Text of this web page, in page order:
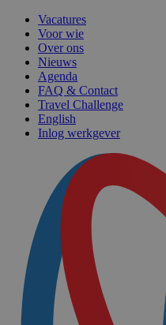
Vacatures
Voor wie
Over ons
Nieuws
Agenda
FAQ & Contact
Travel Challenge
English
Inlog werkgever